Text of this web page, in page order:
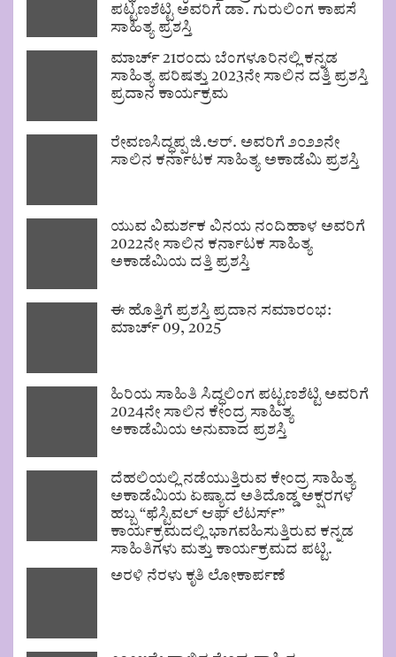
ಪಟ್ಟಣಶೆಟ್ಟಿ ಅವರಿಗೆ ಡಾ. ಗುರುಲಿಂಗ ಕಾಪಸೆ
ಸಾಹಿತ್ಯ ಪ್ರಶಸ್ತಿ
ಮಾರ್ಚ್ 21ರಂದು ಬೆಂಗಳೂರಿನಲ್ಲಿ ಕನ್ನಡ
ಸಾಹಿತ್ಯ ಪರಿಷತ್ತು 2023ನೇ ಸಾಲಿನ ದತ್ತಿ ಪ್ರಶಸ್ತಿ
ಪ್ರದಾನ ಕಾರ್ಯಕ್ರಮ
ರೇವಣಸಿದ್ಧಪ್ಪ ಜಿ.ಆರ್. ಅವರಿಗೆ ೨೦೨೨ನೇ
ಸಾಲಿನ ಕರ್ನಾಟಕ ಸಾಹಿತ್ಯ ಅಕಾಡೆಮಿ ಪ್ರಶಸ್ತಿ
ಯುವ ವಿಮರ್ಶಕ ವಿನಯ ನಂದಿಹಾಳ ಅವರಿಗೆ
2022ನೇ ಸಾಲಿನ ಕರ್ನಾಟಕ ಸಾಹಿತ್ಯ
ಅಕಾಡೆಮಿಯ ದತ್ತಿ ಪ್ರಶಸ್ತಿ
ಈ ಹೊತ್ತಿಗೆ ಪ್ರಶಸ್ತಿ ಪ್ರದಾನ ಸಮಾರಂಭ:
ಮಾರ್ಚ್ 09, 2025
ಹಿರಿಯ ಸಾಹಿತಿ ಸಿದ್ಧಲಿಂಗ ಪಟ್ಟಣಶೆಟ್ಟಿ ಅವರಿಗೆ
2024ನೇ ಸಾಲಿನ ಕೇಂದ್ರ ಸಾಹಿತ್ಯ
ಅಕಾಡೆಮಿಯ ಅನುವಾದ ಪ್ರಶಸ್ತಿ
ದೆಹಲಿಯಲ್ಲಿ ನಡೆಯುತ್ತಿರುವ ಕೇಂದ್ರ ಸಾಹಿತ್ಯ
ಅಕಾಡೆಮಿಯ ಏಷ್ಯಾದ ಅತಿದೊಡ್ಡ ಅಕ್ಷರಗಳ
ಹಬ್ಬ “ಫೆಸ್ಟಿವಲ್ ಆಫ್ ಲೆಟರ್ಸ್”
ಕಾರ್ಯಕ್ರಮದಲ್ಲಿ ಭಾಗವಹಿಸುತ್ತಿರುವ ಕನ್ನಡ
ಸಾಹಿತಿಗಳು ಮತ್ತು ಕಾರ್ಯಕ್ರಮದ ಪಟ್ಟಿ.
ಅರಳಿ ನೆರಳು ಕೃತಿ ಲೋಕಾರ್ಪಣೆ